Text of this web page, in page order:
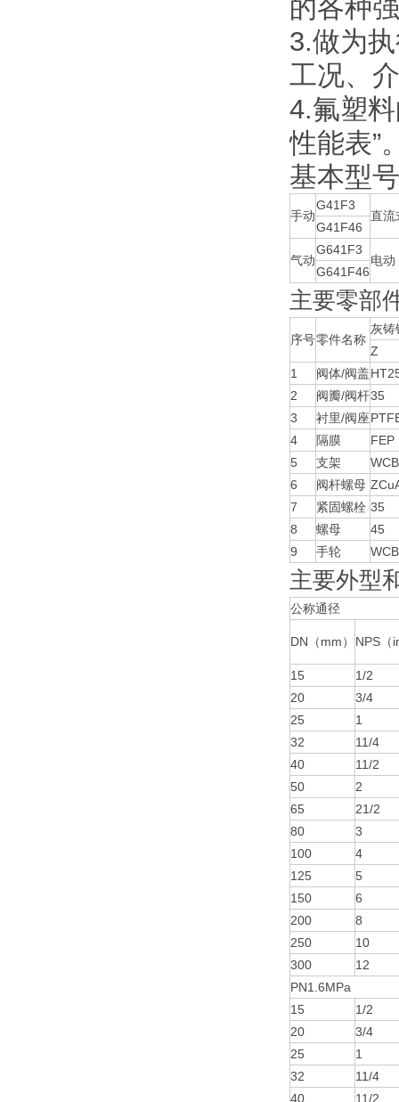
的各种
3.做为
工况、
4.氟塑
性能表”
基本型
手动
G41F3
直流
G41F46
气动
G641F3
电动
G641F46
主要零部
序号零件名称
灰铸
Z
1
阀体/阀盖
2
阀瓣/阀杆35
3
衬里/阀座
4
隔膜
FEP
5
支架
WCB
6
阀杆螺母
7
紧固螺栓 35
8
螺母
45
9
手轮 WCB
主要外型
公称通径
DN（mm） NPS（
15
1/2
20
3/4
25
1
32
11/4
40
11/2
50
2
65
21/2
80
3
100
4
125
5
150
6
200
8
250
10
300
12
PN1.6MPa
15
1/2
20
3/4
25
1
32
11/4
40
11/2